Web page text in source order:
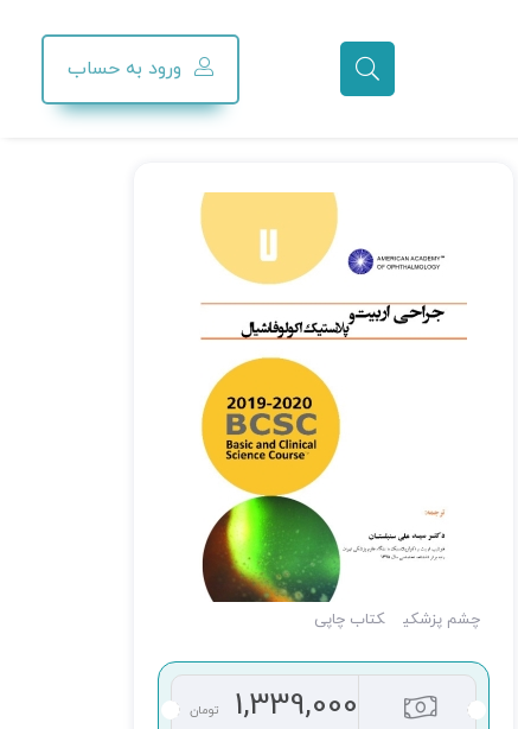
ورود به حساب
چشم پزشکی کتاب چاپی
1,339,000 تومان